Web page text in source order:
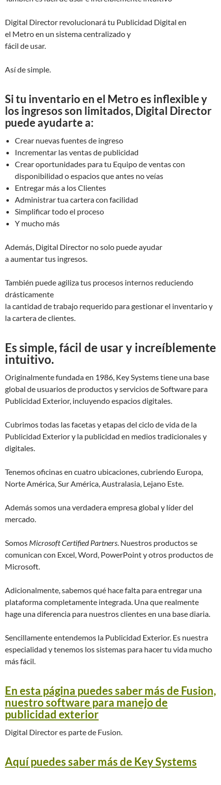
Digital Director revolucionará tu Publicidad Digital en
el Metro en un sistema centralizado y
fácil de usar.
Así de simple.
Si tu inventario en el Metro es inflexible y
los ingresos son limitados, Digital Director
puede ayudarte a:
Crear nuevas fuentes de ingreso
Incrementar las ventas de publicidad
Crear oportunidades para tu Equipo de ventas con
disponibilidad o espacios que antes no veías
Entregar más a los Clientes
Administrar tua cartera con facilidad
Simplificar todo el proceso
Y mucho más
Además, Digital Director no solo puede ayudar
a aumentar tus ingresos.
También puede agiliza tus procesos internos reduciendo
drásticamente
la cantidad de trabajo requerido para gestionar el inventario y
la cartera de clientes.
Es simple, fácil de usar y increíblemente
intuitivo.
Originalmente fundada en 1986, Key Systems tiene una base
global de usuarios de productos y servicios de Software para
Publicidad Exterior, incluyendo espacios digitales.
Cubrimos todas las facetas y etapas del ciclo de vida de la
Publicidad Exterior y la publicidad en medios tradicionales y
digitales.
Tenemos oficinas en cuatro ubicaciones, cubriendo Europa,
Norte América, Sur América, Australasia, Lejano Este.
Además somos una verdadera empresa global y líder del
mercado.
Somos Microsoft Certified Partners. Nuestros productos se
comunican con Excel, Word, PowerPoint y otros productos de
Microsoft.
Adicionalmente, sabemos qué hace falta para entregar una
plataforma completamente integrada. Una que realmente
hage una diferencia para nuestros clientes en una base diaria.
Sencillamente entendemos la Publicidad Exterior. Es nuestra
especialidad y tenemos los sistemas para hacer tu vida mucho
más fácil.
En esta página puedes saber más de Fusion,
nuestro software para manejo de
publicidad exterior
Digital Director es parte de Fusion.
Aquí puedes saber más de Key Systems